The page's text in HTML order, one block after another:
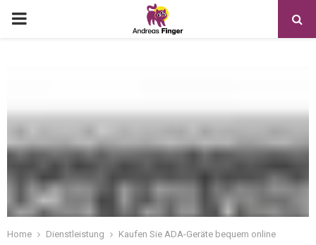
Home Dienstleistung Kaufen Sie ADA-Geräte bequem online